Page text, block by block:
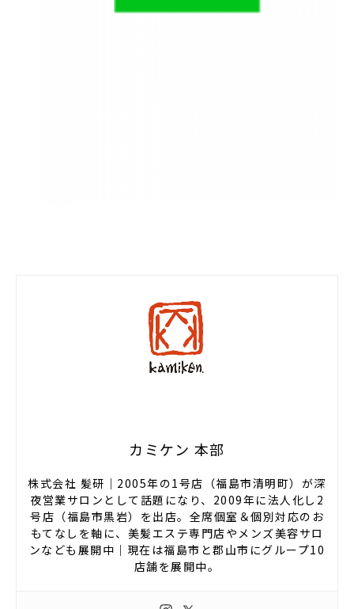
カミケン 本部
株式会社 髪研｜2005年の1号店（福島市清明町）が深
夜営業サロンとして話題になり、2009年に法人化し2
号店（福島市黒岩）を出店。全席個室＆個別対応のお
もてなしを軸に、美髪エステ専門店やメンズ美容サロ
ンなども展開中｜現在は福島市と郡山市にグループ10
店舗を展開中。